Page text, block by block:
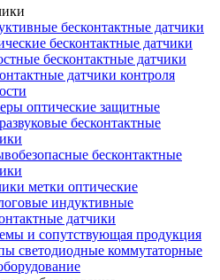
бесконтактные датчики
бесконтактные датчики
бесконтактные датчики
датчики контроля
оптические защитные
бесконтактные
бесконтактные
метки оптические
индуктивные
датчики
и сопутствующая продукция
светодиодные коммутаторные